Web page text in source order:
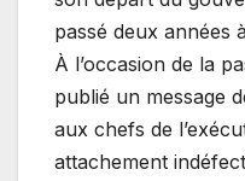
passé deux années
À l’occasion de la
publié un message
aux chefs de
attachement